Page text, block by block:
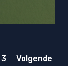
3 Volgende